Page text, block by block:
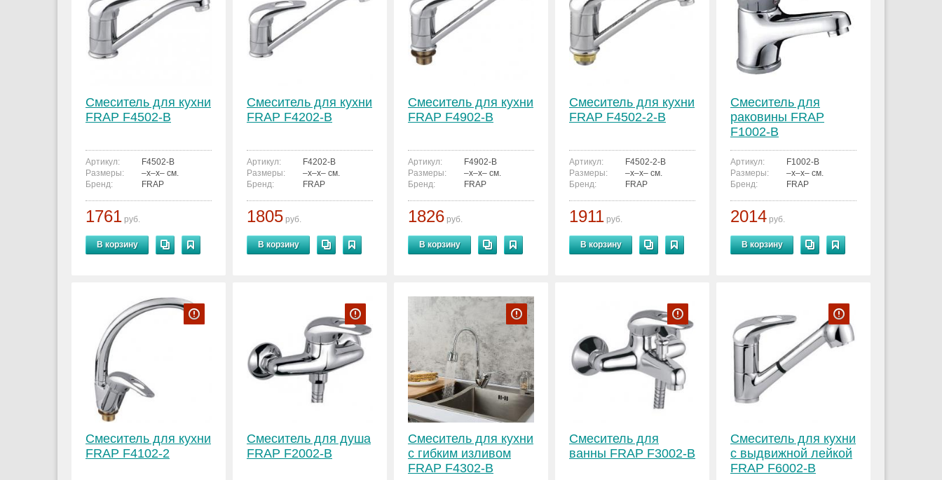
Смеситель для кухни
FRAP F4502-B
Артикул:
F4502-B
Размеры:
–x–x– см.
Бренд:
FRAP
1761 руб.
В корзину
Смеситель для кухни
FRAP F4202-B
Артикул:
F4202-B
Размеры:
–x–x– см.
Бренд:
FRAP
1805 руб.
В корзину
Смеситель для кухни
FRAP F4902-B
Артикул:
F4902-B
Размеры:
–x–x– см.
Бренд:
FRAP
1826 руб.
В корзину
Смеситель для кухни
FRAP F4502-2-B
Артикул:
F4502-2-B
Размеры:
–x–x– см.
Бренд:
FRAP
1911 руб.
В корзину
Смеситель для
раковины FRAP
F1002-B
Артикул:
F1002-B
Размеры:
–x–x– см.
Бренд:
FRAP
2014 руб.
В корзину
Смеситель для кухни
FRAP F4102-2
Смеситель для душа
FRAP F2002-B
Смеситель для кухни
с гибким изливом
FRAP F4302-B
Смеситель для
ванны FRAP F3002-B
Смеситель для кухни
с выдвижной лейкой
FRAP F6002-B